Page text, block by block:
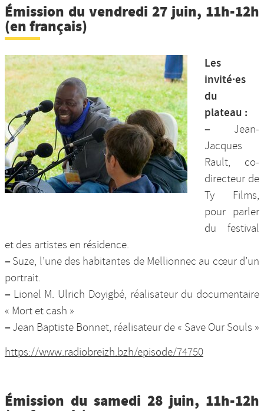
Émission du vendredi 27 juin, 11h-12h
(en français)
Les
invité·es
du
plateau :
–Jean-
Jacques
Rault, co-
directeur de
Ty Films,
pour parler
du festival
et des artistes en résidence.
–Suze, l’une des habitantes de Mellionnec au cœur d’un
portrait.
–Lionel M. Ulrich Doyigbé, réalisateur du documentaire
« Mort et cash »
–Jean Baptiste Bonnet, réalisateur de « Save Our Souls »
https://www.radiobreizh.bzh/episode/74750
Émission du samedi 28 juin, 11h-12h